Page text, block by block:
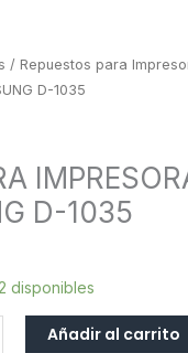
/ Repuestos para
D-1035
D-1035
2 disponibles
Añadir al carrito